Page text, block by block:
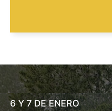
6 Y 7 DE ENERO